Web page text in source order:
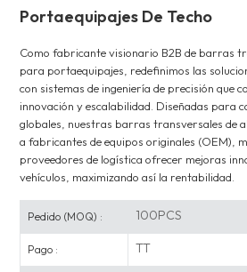
Portaequipajes De Techo
Como fabricante visionario B2B de barras
para portaequipajes, redefinimos las
con sistemas de ingeniería de precisión que
innovación y escalabilidad. Diseñadas para
globales, nuestras barras transversales de
a fabricantes de equipos originales (OEM),
proveedores de logística ofrecer mejoras
vehículos, maximizando así la rentabilidad.
Pedido (MOQ) : 100PCS
Pago : TT